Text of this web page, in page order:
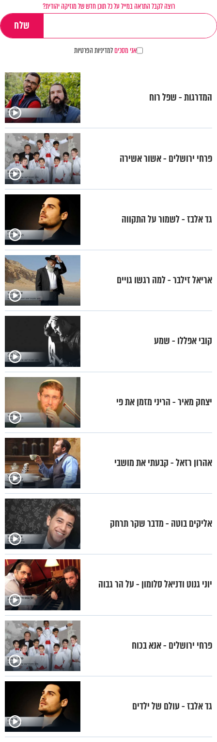
רוצה לקבל התראה במייל על כל תוכן חדש של מוזיקה יהודית?
אני מסכיםלמדיניות הפרטיות
המדרגות - שפל רוח
פרחי ירושלים - אשור אשירה
גד אלבז - לשמור על התקווה
אריאל זילבר - למה רגשו גויים
קובי אפללו - שמע
יצחק מאיר - הריני מזמן את פי
אהרון רזאל - קבעתי את מושבי
אליקים בוטה - מדבר שקר תרחק
יוני גנוט ודניאל סלומון - על הר גבוה
פרחי ירושלים - אנא בכוח
גד אלבז - עולם של ילדים